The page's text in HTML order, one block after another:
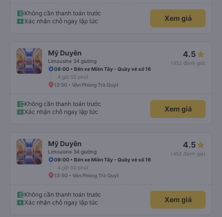
Không cần thanh toán trước
Xác nhận chỗ ngay lập tức
Xem giá
Mỹ Duyên
Limousine 34 giường
4.5
(452 đánh giá)
08:00 • Bến xe Miền Tây - Quầy vé số 16
4 giờ 50 phút
12:50 • Văn Phòng Trà Quýt
Không cần thanh toán trước
Xác nhận chỗ ngay lập tức
Xem giá
Mỹ Duyên
Limousine 34 giường
4.5
(452 đánh giá)
09:00 • Bến xe Miền Tây - Quầy vé số 16
4 giờ 50 phút
13:50 • Văn Phòng Trà Quýt
Không cần thanh toán trước
Xác nhận chỗ ngay lập tức
Xem giá